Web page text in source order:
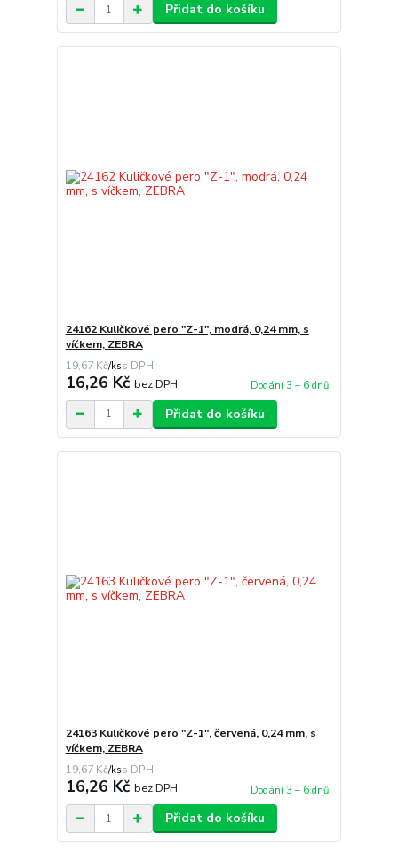
Přidat do košíku
24162 Kuličkové pero "Z-1", modrá, 0,24 mm, s
víčkem, ZEBRA
19,67 Kč/ks
16,26 Kč bez DPH Dodání 3 – 6 dnů
Přidat do košíku
24163 Kuličkové pero "Z-1", červená, 0,24 mm, s
víčkem, ZEBRA
19,67 Kč/ks
16,26 Kč bez DPH Dodání 3 – 6 dnů
Přidat do košíku